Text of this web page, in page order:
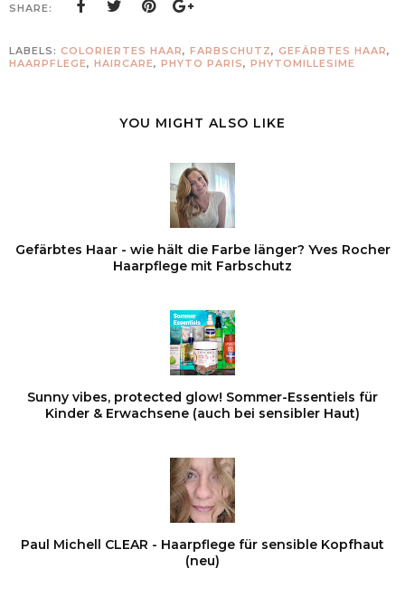
SHARE:
LABELS: COLORIERTES HAAR, FARBSCHUTZ, GEFÄRBTES HAAR,
HAARPFLEGE, HAIRCARE, PHYTO PARIS, PHYTOMILLESIME
YOU MIGHT ALSO LIKE
Gefärbtes Haar - wie hält die Farbe länger? Yves Rocher
Haarpflege mit Farbschutz
Sunny vibes, protected glow! Sommer-Essentiels für
Kinder & Erwachsene (auch bei sensibler Haut)
Paul Michell CLEAR - Haarpflege für sensible Kopfhaut
(neu)